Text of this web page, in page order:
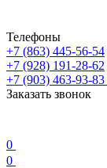
Телефоны
+7 (863) 445-56-54
+7 (928) 191-28-62
+7 (903) 463-93-83
Заказать звонок
0
0